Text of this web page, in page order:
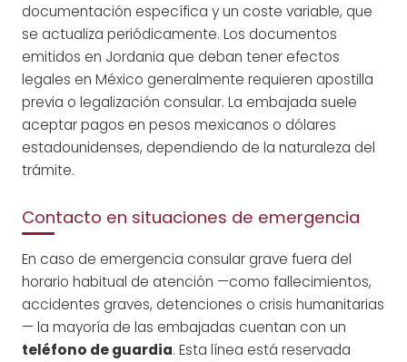
documentación específica y un coste variable, que
se actualiza periódicamente. Los documentos
emitidos en Jordania que deban tener efectos
legales en México generalmente requieren apostilla
previa o legalización consular. La embajada suele
aceptar pagos en pesos mexicanos o dólares
estadounidenses, dependiendo de la naturaleza del
trámite.
Contacto en situaciones de emergencia
En caso de emergencia consular grave fuera del
horario habitual de atención —como fallecimientos,
accidentes graves, detenciones o crisis humanitarias
— la mayoría de las embajadas cuentan con un
teléfono de guardia. Esta línea está reservada